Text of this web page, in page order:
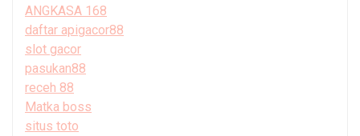
ANGKASA 168
daftar apigacor88
slot gacor
pasukan88
receh 88
Matka boss
situs toto